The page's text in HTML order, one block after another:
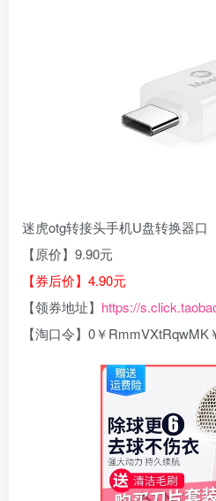
迷虎otg转接头手机U盘转换器口
【原价】9.90元
【券后价】4.90元
【领券地址】 https://
【淘口令】0￥RmmVXtRqwMK